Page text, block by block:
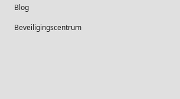
Blog
Beveiligingscentrum